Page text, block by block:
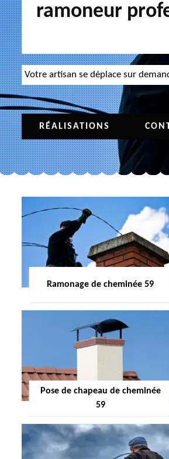
ramoneur
Votre artisan se déplace sur
RÉALISATIONS
Ramonage de cheminée 59
Pose de chapeau de cheminée
59